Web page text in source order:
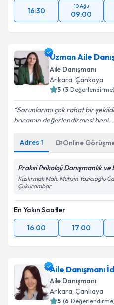
16:30
10 Ağu
09:00
Uzman Aile
Aile Danışmanı
Ankara, Çankaya
5 (3 Değerlendirme)
Sorunlarımı çok rahat bir
hocamın değerlendirmesi beni...
Adres 1 Online
Praksi Psikoloji Danışmanlık
Kızılırmak Mah. Muhsin Yazıcıoğlu
Çukurambar
En Yakın Saatler
16:00
17:00
Aile Danışmanı
Aile Danışmanı
Ankara, Çankaya
5 (6 Değerlendirme)